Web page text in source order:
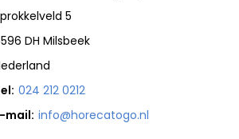
5
DH Milsbeek
024 212 0212
mail: info@horecatogo.nl